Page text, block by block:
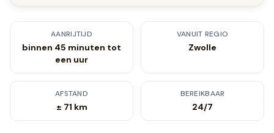
AANRIJTIJD
binnen 45 minuten tot
een uur
VANUIT REGIO
Zwolle
AFSTAND
± 71 km
BEREIKBAAR
24/7